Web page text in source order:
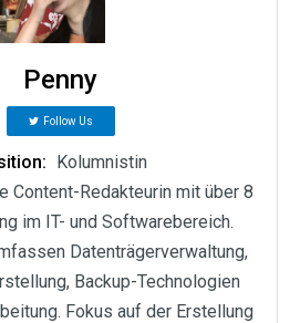
Penny
Follow Us
Kolumnistin
Content-Redakteurin mit über 8
im IT- und Softwarebereich.
Datenträgerverwaltung,
Backup-Technologien
Fokus auf der Erstellung